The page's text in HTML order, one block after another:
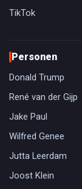
TikTok
Personen
Donald Trump
René van der Gijp
Jake Paul
Wilfred Genee
Jutta Leerdam
Joost Klein